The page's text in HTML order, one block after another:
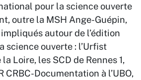
pour la science ouverte
outre la MSH Ange-Guépin,
autour de l’édition
science ouverte : l’Urfist
Loire, les SCD de Rennes 1,
CRBC-Documentation à l’UBO,